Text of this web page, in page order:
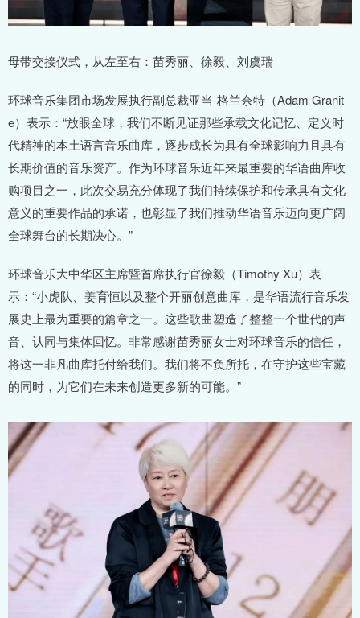
母带交接仪式，从左至右：苗秀丽、徐毅、刘虞瑞
环球音乐集团市场发展执行副总裁亚当-格兰奈特（Adam Granit
e）表示：“放眼全球，我们不断见证那些承载文化记忆、定义时
代精神的本土语言音乐曲库，逐步成长为具有全球影响力且具有
长期价值的音乐资产。作为环球音乐近年来最重要的华语曲库收
购项目之一，此次交易充分体现了我们持续保护和传承具有文化
意义的重要作品的承诺，也彰显了我们推动华语音乐迈向更广阔
全球舞台的长期决心。”
环球音乐大中华区主席暨首席执行官徐毅（Timothy Xu）表
示：“小虎队、姜育恒以及整个开丽创意曲库，是华语流行音乐发
展史上最为重要的篇章之一。这些歌曲塑造了整整一个世代的声
音、认同与集体回忆。非常感谢苗秀丽女士对环球音乐的信任，
将这一非凡曲库托付给我们。我们将不负所托，在守护这些宝藏
的同时，为它们在未来创造更多新的可能。”